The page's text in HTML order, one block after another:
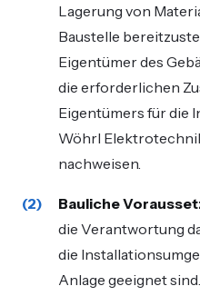
Lagerung von
Baustelle
Eigentümer des
die erforderlichen
Eigentümers für die
Wöhrl
nachweisen.
Bauliche
die Verantwortung
die
Anlage geeignet